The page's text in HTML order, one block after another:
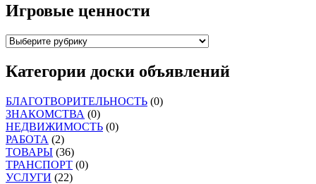
Игровые ценности
Категории доски объявлений
БЛАГОТВОРИТЕЛЬНОСТЬ (0)
ЗНАКОМСТВА (0)
НЕДВИЖИМОСТЬ (0)
РАБОТА (2)
ТОВАРЫ (36)
ТРАНСПОРТ (0)
УСЛУГИ (22)